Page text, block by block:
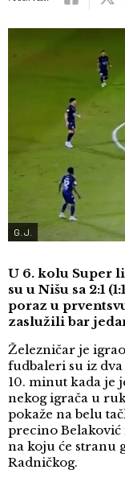
G. J.
U 6. kolu Super
su u Nišu sa 2:1
poraz u
zaslužili bar
Železničar je
fudbaleri su iz
10. minut kada je
nekog igrača u
pokaže na belu
precino Belaković
na koju će stranu
Radničkog.